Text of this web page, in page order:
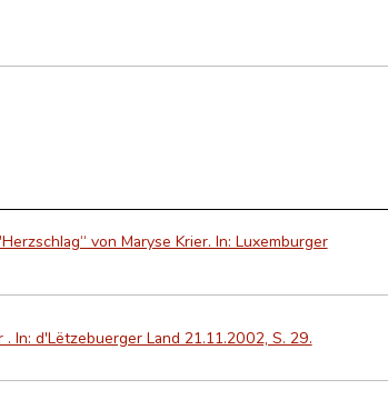
von Maryse Krier. In: Luxemburger
In: d'Lëtzebuerger Land 21.11.2002, S. 29.